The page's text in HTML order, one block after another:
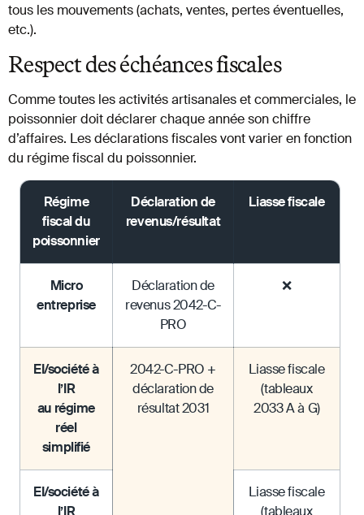
tous les mouvements (achats, ventes, pertes éventuelles,
etc.).
Respect des échéances fiscales
Comme toutes les activités artisanales et commerciales, le
poissonnier doit déclarer chaque année son chiffre
d’affaires. Les déclarations fiscales vont varier en fonction
du régime fiscal du poissonnier.
Régime
fiscal du
poissonnier
Déclaration de
revenus/résultat
Liasse fiscale
Micro
entreprise
Déclaration de
revenus 2042-C-
PRO
❌
EI/société à
l’IR
au régime
réel
simplifié
2042-C-PRO +
déclaration de
résultat 2031
Liasse fiscale
(tableaux
2033 A à G)
EI/société à
l’IR
Liasse fiscale
(tableaux